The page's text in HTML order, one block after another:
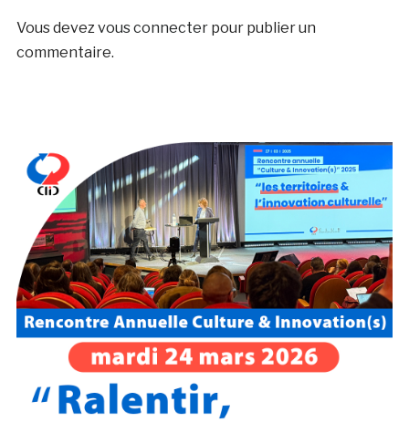
Vous devezvous connecterpour publier un
commentaire.